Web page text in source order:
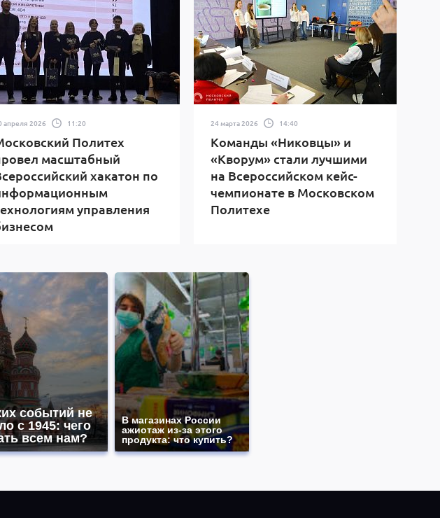
апреля 2026 11:20
Политех
масштабный
хакатон по
управления
24 марта 2026 14:40
Команды «Никовцы» и
«Кворум» стали лучшими
на Всероссийском кейс-
чемпионате в Московском
Политехе
событий не
с 1945: чего
всем нам?
В магазинах России
ажиотаж из-за этого
продукта: что купить?